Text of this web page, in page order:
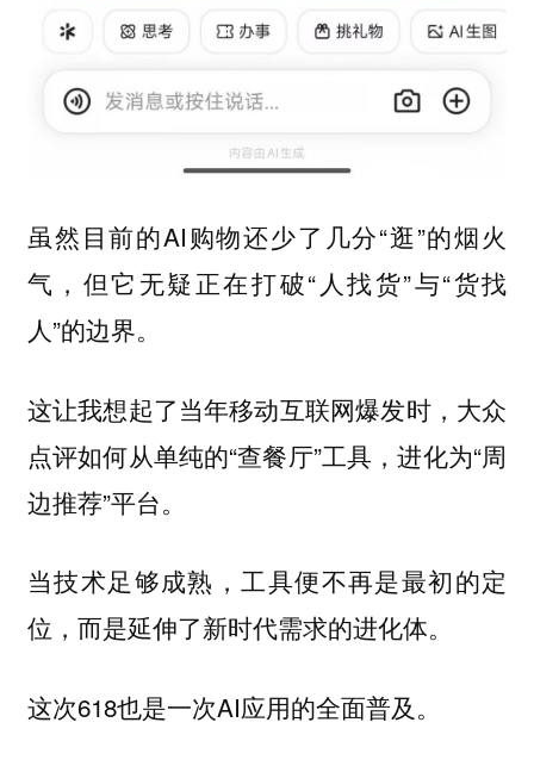
虽然目前的AI购物还少了几分“逛”的烟火
气，但它无疑正在打破“人找货”与“货找
人”的边界。
这让我想起了当年移动互联网爆发时，大众
点评如何从单纯的“查餐厅”工具，进化为“周
边推荐”平台。
当技术足够成熟，工具便不再是最初的定
位，而是延伸了新时代需求的进化体。
这次618也是一次AI应用的全面普及。